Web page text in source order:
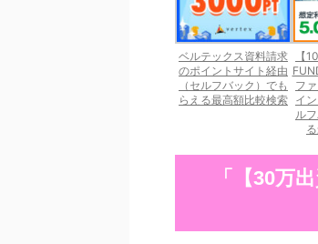
ベルテックス資料請求
のポイントサイト経由
（セルフバック）でも
らえる最高額比較検索
【
フ
イ
ル
「【30万